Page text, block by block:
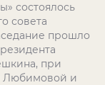
состоялось
совета
прошло
при
Любимовой и